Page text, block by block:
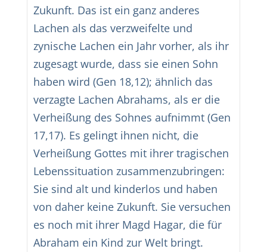
Zukunft. Das ist ein ganz anderes
Lachen als das verzweifelte und
zynische Lachen ein Jahr vorher, als ihr
zugesagt wurde, dass sie einen Sohn
haben wird (Gen 18,12); ähnlich das
verzagte Lachen Abrahams, als er die
Verheißung des Sohnes aufnimmt (Gen
17,17). Es gelingt ihnen nicht, die
Verheißung Gottes mit ihrer tragischen
Lebenssituation zusammenzubringen:
Sie sind alt und kinderlos und haben
von daher keine Zukunft. Sie versuchen
es noch mit ihrer Magd Hagar, die für
Abraham ein Kind zur Welt bringt.